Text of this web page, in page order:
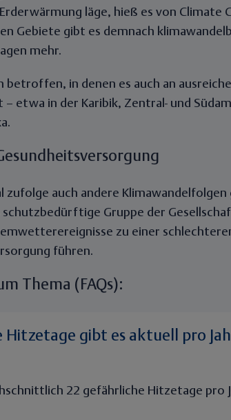
läge, hieß es von Climate
Gebiete gibt es demnach
mehr.
betroffen, in denen es auch an
etwa in der Karibik, Zentral- und
zufolge auch andere
Gruppe der
zu einer
führen.
Thema (FAQs):
Hitzetage gibt es aktuell pro
22 gefährliche Hitzetage pro